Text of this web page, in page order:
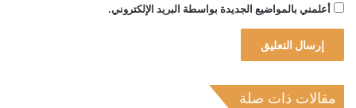
أعلمني بالمواضيع الجديدة بواسطة البريد الإلكتروني.
مقالات ذات صلة